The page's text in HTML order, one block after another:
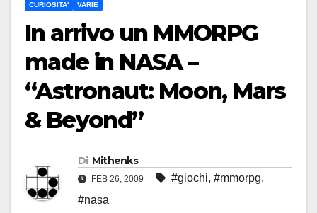
CURIOSITA' VARIE
In arrivo un MMORPG
made in NASA –
“Astronaut: Moon, Mars
& Beyond”
Di Mithenks
FEB 26, 2009 #giochi, #mmorpg,
#nasa